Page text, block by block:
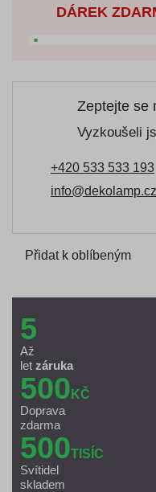
DÁREK
Zeptejte se
Vyzkoušeli
+420 533 533 193
info@dekolamp.cz
Přidat k oblíbeným
5
Až
let záruka
500 KČ
Doprava
zdarma
500TISÍC
Svítidel
skladem